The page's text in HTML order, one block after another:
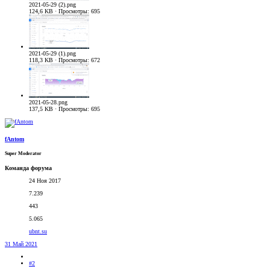
2021-05-29 (2).png
124,6 KB · Просмотры: 695
2021-05-29 (1).png
118,3 KB · Просмотры: 672
2021-05-28.png
137,5 KB · Просмотры: 695
fAntom
Super Moderator
Команда форума
24 Ноя 2017
7.239
443
5.065
ubnt.su
31 Май 2021
#2